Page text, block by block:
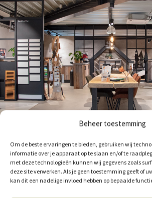
Beheer toestemming
Om de beste ervaringen te bieden, gebruiken wij
informatie over je apparaat op te slaan en/of te
met deze technologieën kunnen wij gegevens zoals
deze site verwerken. Als je geen toestemming geeft of
kan dit een nadelige invloed hebben op bepaalde